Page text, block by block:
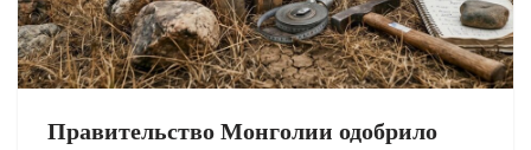
Правительство Монголии одобрило